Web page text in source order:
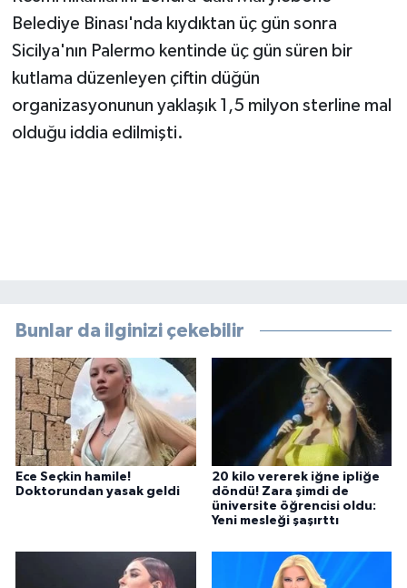
Belediye Binası'nda kıydıktan üç gün sonra
Sicilya'nın Palermo kentinde üç gün süren bir
kutlama düzenleyen çiftin düğün
organizasyonunun yaklaşık 1,5 milyon sterline mal
olduğu iddia edilmişti.
Bunlar da ilginizi çekebilir
Ece Seçkin hamile!
Doktorundan yasak geldi
20 kilo vererek iğne ipliğe
döndü! Zara şimdi de
üniversite öğrencisi oldu:
Yeni mesleği şaşırttı